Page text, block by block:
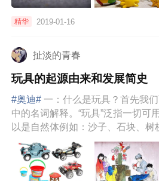
精华 2019-01-16
扯淡的青春
玩具的起源由来和发展简史
#奥迪# 一：什么是玩具？首先我
中的名词解释。“玩具”泛指一切可
以是自然体例如：沙子、石块、树
的对象；也可...